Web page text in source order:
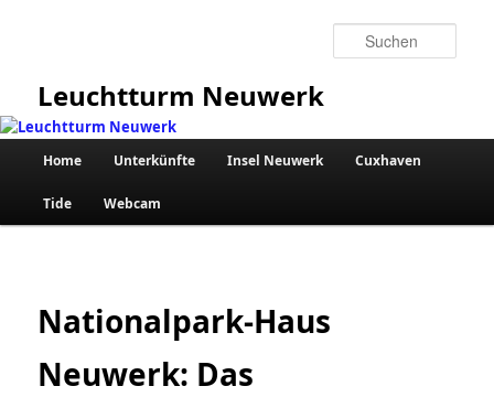
Leuchtturm Neuwerk
Hauptmenü
Home Unterkünfte Insel Neuwerk Cuxhaven
Tide Webcam
Nationalpark-Haus
Neuwerk: Das